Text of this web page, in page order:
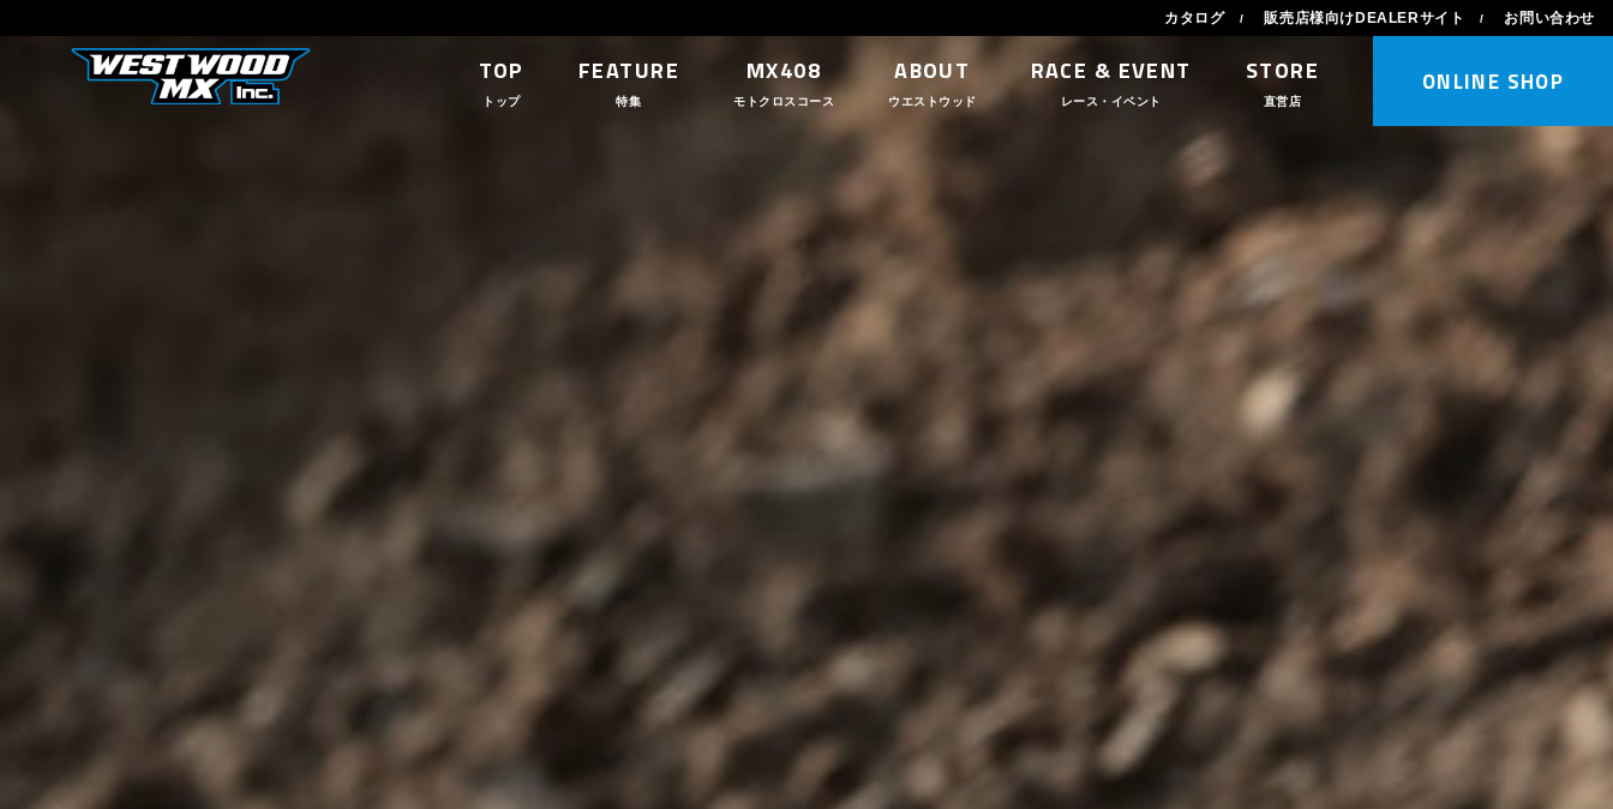
カタログ 販売店様向けDEALERサイト お問い合わせ
TOP
トップ
FEATURE
特集
MX408
モトクロスコース
ABOUT
ウエストウッド
RACE & EVENT
レース・イベント
STORE
直営店
ONLINE SHOP